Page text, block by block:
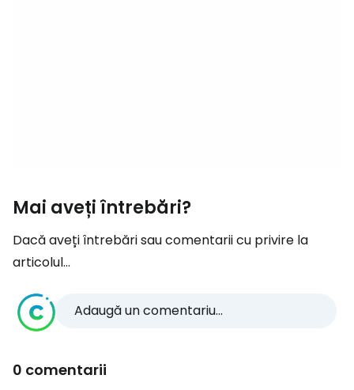
Mai aveți întrebări?
Dacă aveți întrebări sau comentarii cu privire la
articolul...
Adaugă un comentariu...
0 comentarii